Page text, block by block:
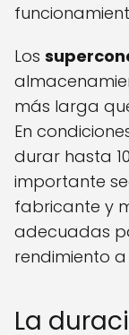
Los
más larga
En
durar hasta
importante
fabricante y
adecuadas
rendimiento
La